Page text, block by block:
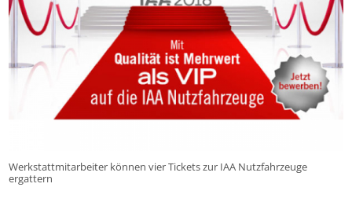
Werkstattmitarbeiter können vier Tickets zur IAA Nutzfahrzeuge
ergattern